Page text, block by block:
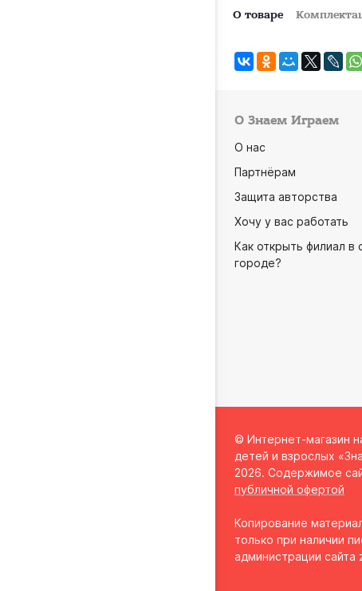
О товаре
О Знаем Играем
О нас
Партнёрам
Защита авторства
Хочу у вас работать
Как открыть филиал в
городе?
© Интернет-магазин
детей и взрослых
2026. Содержимое
публичной офертой
Копирование
только при наличии
администрации сайта